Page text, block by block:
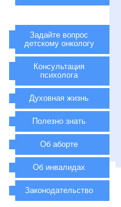
Задайте вопрос
детскому онкологу
Консультация
психолога
Духовная жизнь
Полезно знать
Об аборте
Об инвалидах
Законодательство